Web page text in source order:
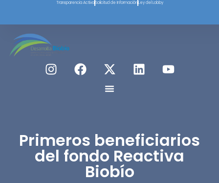
Transparencia Activa Solicitud de Información Ley del Lobby
Primeros beneficiarios
del fondo Reactiva
Biobío